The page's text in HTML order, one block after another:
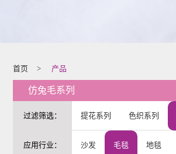
首页 > 产品
仿兔毛系列
过滤筛选： 提花系列 色织系列
应用行业： 沙发 毛毯 地毯